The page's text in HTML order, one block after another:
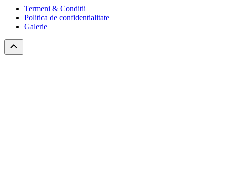
Termeni & Conditii
Politica de confidentialitate
Galerie